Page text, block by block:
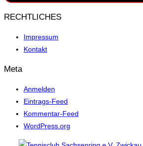
RECHTLICHES
Impressum
Kontakt
Meta
Anmelden
Eintrags-Feed
Kommentar-Feed
WordPress.org